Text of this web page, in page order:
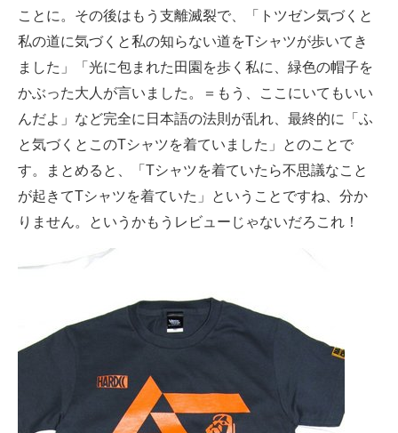
エレクトロニクス専門サイト
電子設計の基本と応用
エネルギーの専門メディア
建設×テクノロジーの最前線
ことに。その後はもう支離滅裂で、「トツゼン気づくと
私の道に気づくと私の知らない道をTシャツが歩いてき
ました」「光に包まれた田園を歩く私に、緑色の帽子を
かぶった大人が言いました。＝もう、ここにいてもいい
んだよ」など完全に日本語の法則が乱れ、最終的に「ふ
と気づくとこのTシャツを着ていました」とのことで
す。まとめると、「Tシャツを着ていたら不思議なこと
が起きてTシャツを着ていた」ということですね、分か
りません。というかもうレビューじゃないだろこれ！